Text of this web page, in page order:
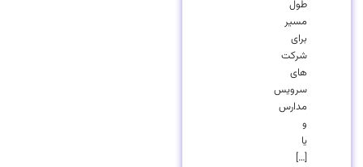
طول
مسیر
برای
شرکت
های
سرویس
مدارس
و
یا
[…]